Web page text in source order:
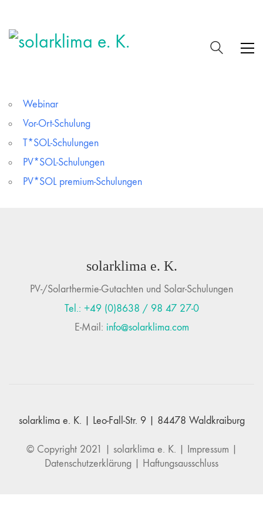
Webinar
Vor-Ort-Schulung
T*SOL-Schulungen
PV*SOL-Schulungen
PV*SOL premium-Schulungen
solarklima e. K.
PV-/Solarthermie-Gutachten und Solar-Schulungen
Tel.: +49 (0)8638 / 98 47 27-0
E-Mail: info@solarklima.com
solarklima e. K. | Leo-Fall-Str. 9 | 84478 Waldkraiburg
© Copyright 2021 | solarklima e. K. | Impressum |
Datenschutzerklärung | Haftungsausschluss